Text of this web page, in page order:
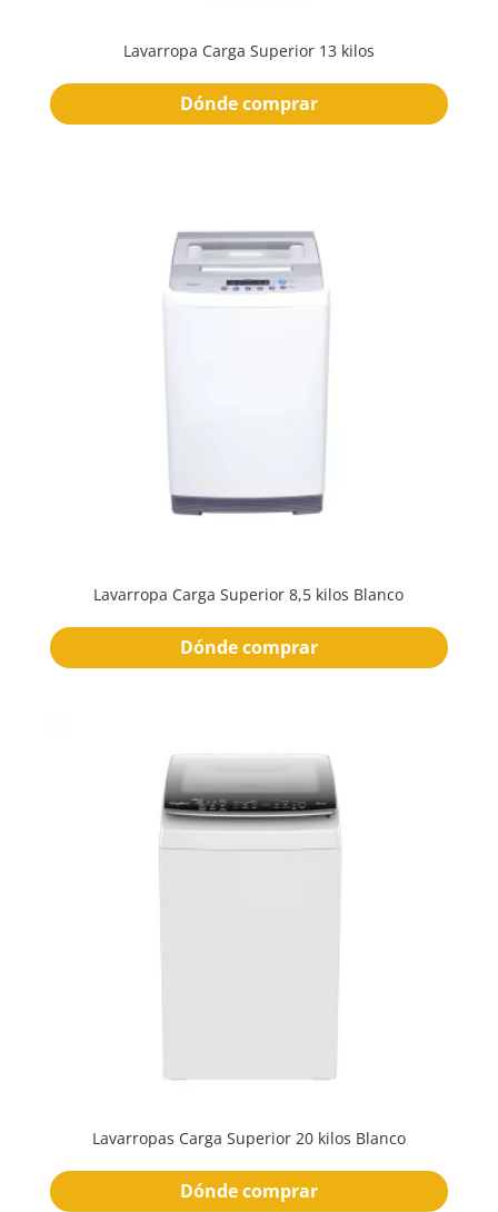
Lavarropa Carga Superior 13 kilos
Dónde comprar
Lavarropa Carga Superior 8,5 kilos Blanco
Dónde comprar
Lavarropas Carga Superior 20 kilos Blanco
Dónde comprar